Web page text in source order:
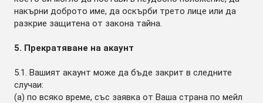
накърни доброто име, да оскърби трето лице или да
разкрие защитена от закона тайна.
5. Прекратяване на акаунт
5.1. Вашият акаунт може да бъде закрит в следните
случаи:
(а) по всяко време, със заявка от Ваша страна по мейл